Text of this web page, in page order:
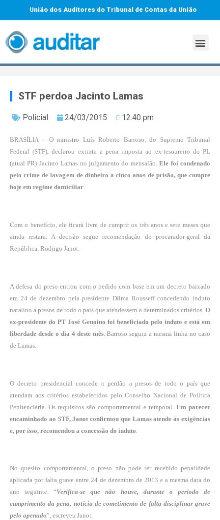
União dos Auditores do Tribunal de Contas da União
STF perdoa Jacinto Lamas
Policial 24/03/2015 12:40 pm
BRASÍLIA – O ministro Luís Roberto Barroso, do Supremo Tribunal
Federal (STF), declarou extinta a pena imposta ao ex-tesoureiro do PL
(atual PR) Jacinto Lamas no julgamento do mensalão.Ele foi condenado
pelo crime de lavagem de dinheiro a cinco anos de prisão, que cumpre
hoje em regime domiciliar.
Com o benefício, ele ficará livre de cumprir os três anos e sete meses que
ainda restam. A decisão segue recomendação do procurador-geral da
República, Rodrigo Janot.
A defesa do preso entrou com o pedido com base em um decreto baixado
em 24 de dezembro pela presidente Dilma Rousseff concedendo induto
natalino a presos de todo o país que atendessem a determinados critérios. O
ex-presidente do PT José Genoino foi beneficiado pelo induto e está em
liberdade desde o dia 4 deste mês. Barroso seguiu a mesma linha no caso
de Lamas.
O decreto presidencial concede o perdão a presos de todo o país que
atendam aos critérios estabelecidos pelo Conselho Nacional de Política
Penitenciária. Os requisitos são comportamental e temporal. Em parecer
encaminhado ao STF, Janot confirmou que Lamas atende às exigências
e, por isso, recomendou a concessão do induto
No quesito comportamental, o preso não pode ter recebido penalidade
aplicada por falta grave entre 24 de dezembro de 2013 e a mesma data do
ano seguinte. “Verifica-se que não houve, durante o período de
cumprimento da pena, notícia de cometimento de falta disciplinar grave
pelo apenado”, escreveu Janot.